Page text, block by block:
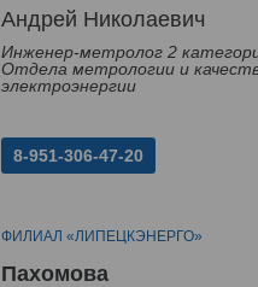
Андрей Николаевич
Инженер-метролог 2
Отдела метрологии и
электроэнергии
8-951-306-47-20
ФИЛИАЛ «ЛИПЕЦКЭНЕРГО»
Пахомова